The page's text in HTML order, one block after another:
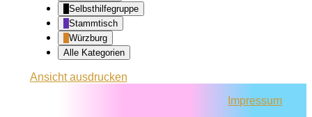
Selbsthilfegruppe
Stammtisch
Würzburg
Alle Kategorien
Ansichtausdrucken
Impressum